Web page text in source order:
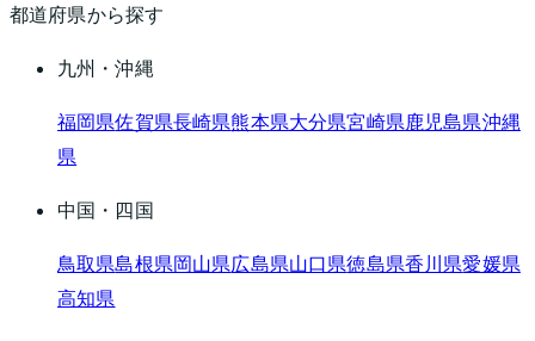
都道府県から探す
九州・沖縄
福岡県佐賀県長崎県熊本県大分県宮崎県鹿児島県沖縄
県
中国・四国
鳥取県島根県岡山県広島県山口県徳島県香川県愛媛県
高知県